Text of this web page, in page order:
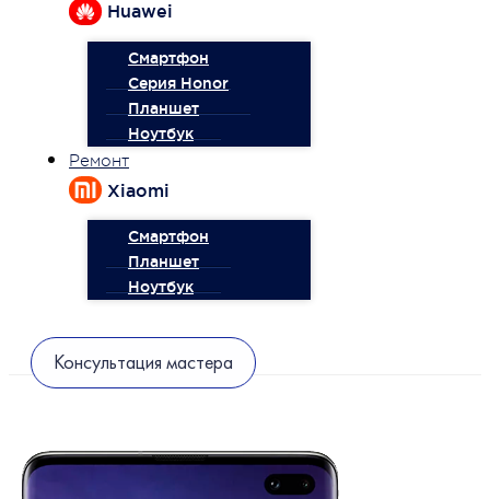
Huawei
Смартфон
Серия Honor
Планшет
Ноутбук
Ремонт
Xiaomi
Смартфон
Планшет
Ноутбук
Консультация мастера